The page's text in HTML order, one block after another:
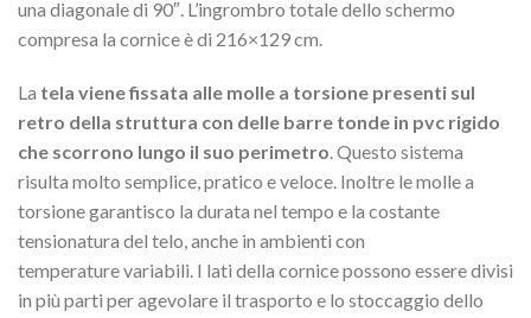
una diagonale di 90″. L’ingrombro totale dello schermo
compresa la cornice è di 216×129 cm.
La tela viene fissata alle molle a torsione presenti sul
retro della struttura con delle barre tonde in pvc rigido
che scorrono lungo il suo perimetro. Questo sistema
risulta molto semplice, pratico e veloce. Inoltre le molle a
torsione garantisco la durata nel tempo e la costante
tensionatura del telo, anche in ambienti con
temperature variabili. I lati della cornice possono essere divisi
in più parti per agevolare il trasporto e lo stoccaggio dello